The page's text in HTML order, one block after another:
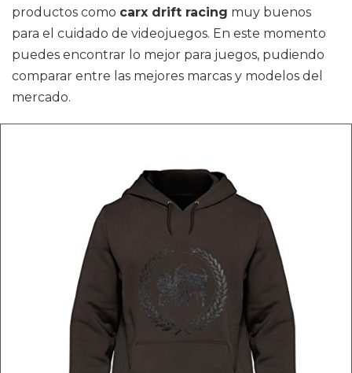
productos como carx drift racing muy buenos
para el cuidado de videojuegos. En este momento
puedes encontrar lo mejor para juegos, pudiendo
comparar entre las mejores marcas y modelos del
mercado.